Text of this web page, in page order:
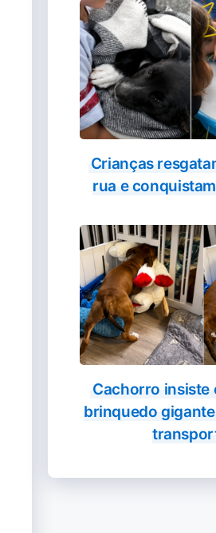
Crianças
rua e
Cachorro insiste
brinquedo